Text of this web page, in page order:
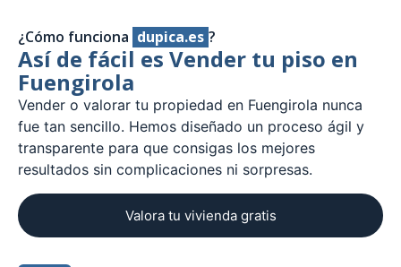
¿Cómo funciona dupica.es ?
Así de fácil es Vender tu piso en
Fuengirola
Vender o valorar tu propiedad en Fuengirola nunca
fue tan sencillo. Hemos diseñado un proceso ágil y
transparente para que consigas los mejores
resultados sin complicaciones ni sorpresas.
Valora tu vivienda gratis